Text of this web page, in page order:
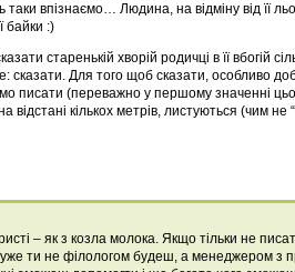
таки впізнаємо… Людина, на відміну від її
байки :)
старенькій хворій родичці в її вбогій
сказати. Для того щоб сказати, особливо
писати (переважно у першому значенні
відстані кількох метрів, листуються (чим
– як з козла молока. Якщо тільки не
ти не філологом будеш, а менеджером з